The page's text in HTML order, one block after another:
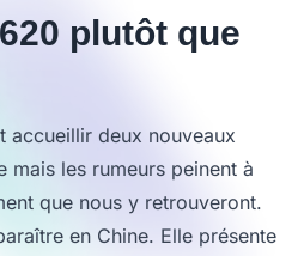
plutôt que
accueillir deux nouveaux
mais les rumeurs peinent à
que nous y retrouveront.
en Chine. Elle présente